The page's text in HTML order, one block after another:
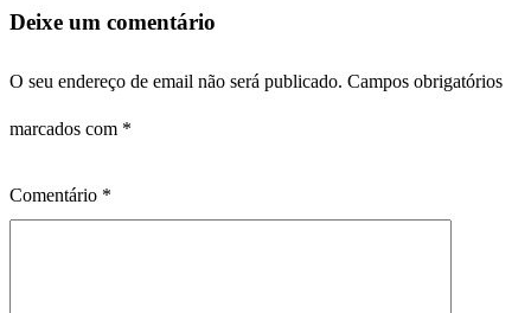
Deixe um comentário
O seu endereço de email não será publicado. Campos obrigatórios
marcados com *
Comentário *